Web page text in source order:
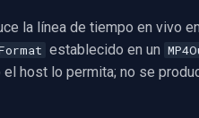
la línea de tiempo en vivo
establecido en un
host lo permita; no se